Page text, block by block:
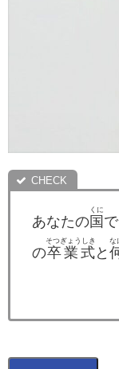
あなたの国
くに
で
の卒業式
そつぎょうしき
と
な